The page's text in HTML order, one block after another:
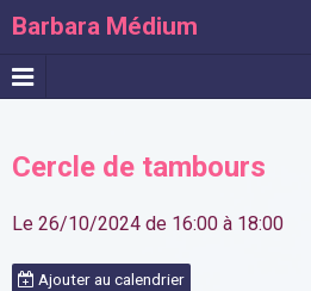
Barbara Médium
Cercle de tambours
Le 26/10/2024 de 16:00 à 18:00
Ajouter au calendrier